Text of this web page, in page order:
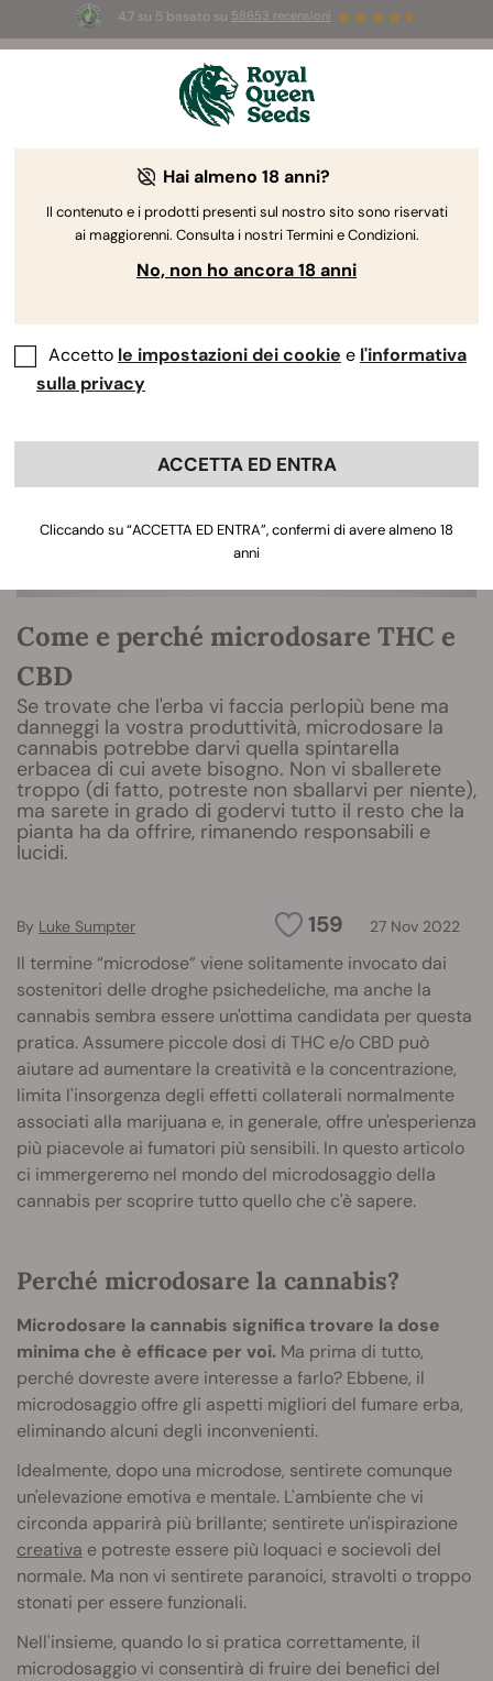
4.7 su 5 basato su 58653 recensioni
⏳2x1-Offerta limitata
3d 2h 43m 24s
The RQS Blog
Come e perché microdosare THC e
CBD
Se trovate che l'erba vi faccia perlopiù bene ma
danneggi la vostra produttività, microdosare la
cannabis potrebbe darvi quella spintarella
erbacea di cui avete bisogno. Non vi sballerete
troppo (di fatto, potreste non sballarvi per niente),
ma sarete in grado di godervi tutto il resto che la
pianta ha da offrire, rimanendo responsabili e
lucidi.
159 27 Nov 2022
By Luke Sumpter
Il termine “microdose” viene solitamente invocato dai
sostenitori delle droghe psichedeliche, ma anche la
cannabis sembra essere un'ottima candidata per questa
pratica. Assumere piccole dosi di THC e/o CBD può
aiutare ad aumentare la creatività e la concentrazione,
limita l'insorgenza degli effetti collaterali normalmente
associati alla marijuana e, in generale, offre un'esperienza
più piacevole ai fumatori più sensibili. In questo articolo
ci immergeremo nel mondo del microdosaggio della
cannabis per scoprire tutto quello che c'è sapere.
Perché microdosare la cannabis?
Microdosare la cannabis significa trovare la dose
minima che è efficace per voi. Ma prima di tutto,
perché dovreste avere interesse a farlo? Ebbene, il
microdosaggio offre gli aspetti migliori del fumare erba,
eliminando alcuni degli inconvenienti.
Idealmente, dopo una microdose, sentirete comunque
un'elevazione emotiva e mentale. L'ambiente che vi
circonda apparirà più brillante; sentirete un'ispirazione
creativa e potreste essere più loquaci e socievoli del
normale. Ma non vi sentirete paranoici, stravolti o troppo
stonati per essere funzionali.
Nell'insieme, quando lo si pratica correttamente, il
microdosaggio vi consentirà di fruire dei benefici del
Hai almeno 18 anni?
Il contenuto e i prodotti presenti sul nostro sito sono riservati
ai maggiorenni. Consulta i nostri Termini e Condizioni.
No, non ho ancora 18 anni
Accetto le impostazioni dei cookie e l'informativa
sulla privacy
ACCETTA ED ENTRA
Cliccando su “ACCETTA ED ENTRA”, confermi di avere almeno 18
anni